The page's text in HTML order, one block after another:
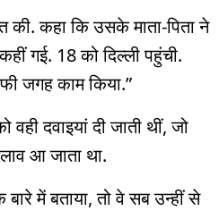
की. कहा कि उसके माता-पिता ने
गई. 18 को दिल्ली पहुंची.
जगह काम किया.”
दवाइयां दी जाती थीं, जो
आ जाता था.
में बताया, तो वे सब उन्हीं से